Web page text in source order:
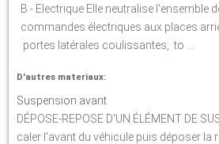
B - Electrique Elle neutralise l'ensemble
commandes électriques aux places
portes latérales coulissantes, to ...
D'autres materiaux:
Suspension avant
DÉPOSE-REPOSE D'UN ÉLÉMENT DE
caler l'avant du véhicule puis déposer la